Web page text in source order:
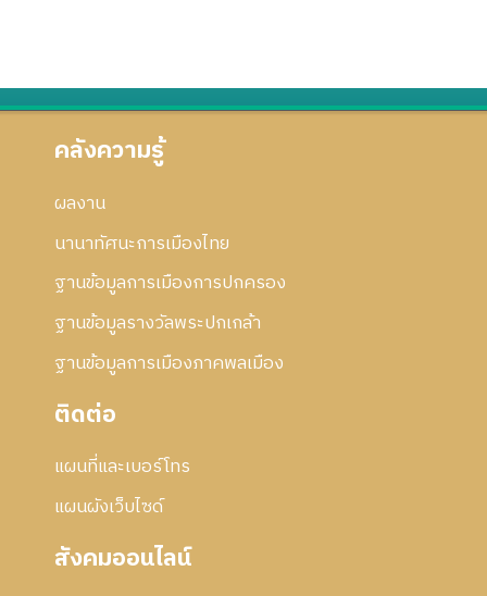
คลังความรู้
ผลงาน
นานาทัศนะการเมืองไทย
ฐานข้อมูลการเมืองการปกครอง
ฐานข้อมูลรางวัลพระปกเกล้า
ฐานข้อมูลการเมืองภาคพลเมือง
ติดต่อ
แผนที่และเบอร์โทร
แผนผังเว็บไซด์
สังคมออนไลน์